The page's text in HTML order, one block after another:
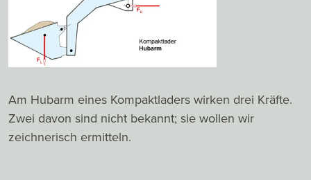
Am Hubarm eines Kompaktladers wirken drei Kräfte.
Zwei davon sind nicht bekannt; sie wollen wir
zeichnerisch ermitteln.